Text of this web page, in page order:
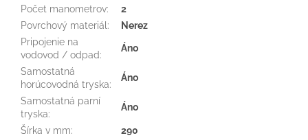
Počet manometrov:
2
Povrchový materiál :
Nerez
Pripojenie na
vodovod / odpad:
Áno
Samostatná
horúcovodná tryska:
Áno
Samostatná parní
tryska:
Áno
Šírka v mm:
290